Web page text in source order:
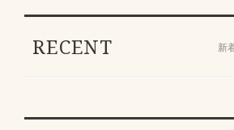
RECENT 新